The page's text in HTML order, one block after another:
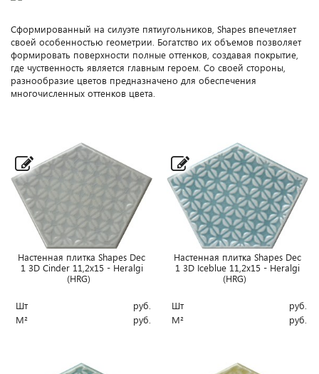
Сформированный на силуэте пятиугольников, Shapes впечетляет
своей особенностью геометрии. Богатство их объемов позволяет
формировать поверхности полные оттенков, создавая покрытие,
где чуственность является главным героем. Со своей стороны,
разнообразие цветов предназначено для обеспечения
многочисленных оттенков цвета.
Настенная плитка Shapes Dec
1 3D Cinder 11,2x15 - Heralgi
(HRG)
Шт
руб.
М²
руб.
Настенная плитка Shapes Dec
1 3D Iceblue 11,2x15 - Heralgi
(HRG)
Шт
руб.
М²
руб.